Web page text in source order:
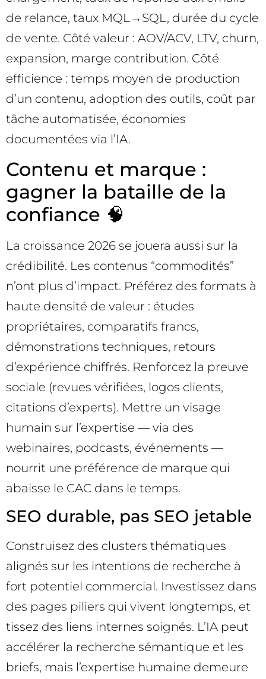
de relance, taux MQL→SQL, durée du cycle
de vente. Côté valeur : AOV/ACV, LTV, churn,
expansion, marge contribution. Côté
efficience : temps moyen de production
d’un contenu, adoption des outils, coût par
tâche automatisée, économies
documentées via l’IA.
Contenu et marque :
gagner la bataille de la
confiance 🧠
La croissance 2026 se jouera aussi sur la
crédibilité. Les contenus “commodités”
n’ont plus d’impact. Préférez des formats à
haute densité de valeur : études
propriétaires, comparatifs francs,
démonstrations techniques, retours
d’expérience chiffrés. Renforcez la preuve
sociale (revues vérifiées, logos clients,
citations d’experts). Mettre un visage
humain sur l’expertise — via des
webinaires, podcasts, événements —
nourrit une préférence de marque qui
abaisse le CAC dans le temps.
SEO durable, pas SEO jetable
Construisez des clusters thématiques
alignés sur les intentions de recherche à
fort potentiel commercial. Investissez dans
des pages piliers qui vivent longtemps, et
tissez des liens internes soignés. L’IA peut
accélérer la recherche sémantique et les
briefs, mais l’expertise humaine demeure